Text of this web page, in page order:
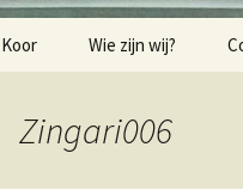
Wie zijn wij?
Zingari006